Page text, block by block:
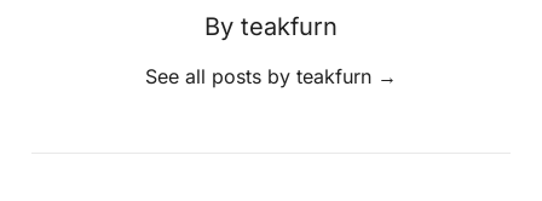
By teakfurn
See all posts by teakfurn →